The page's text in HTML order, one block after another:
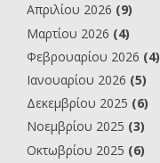
Απριλίου 2026 (9)
Μαρτίου 2026 (4)
Φεβρουαρίου 2026 (4)
Ιανουαρίου 2026 (5)
Δεκεμβρίου 2025 (6)
Νοεμβρίου 2025 (3)
Οκτωβρίου 2025 (6)